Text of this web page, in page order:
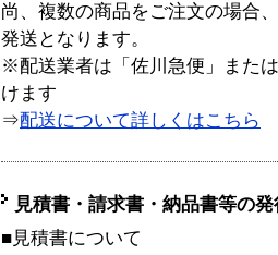
尚、複数の商品をご注文の場合
発送となります。
※配送業者は「佐川急便」また
けます
⇒配送について詳しくはこちら
見積書・請求書・納品書等の
■見積書について